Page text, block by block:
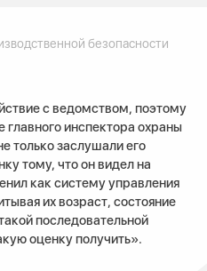
безопасности
с ведомством, поэтому
инспектора охраны
только заслушали его
тому, что он видел на
как систему управления
их возраст, состояние
последовательной
оценку получить».